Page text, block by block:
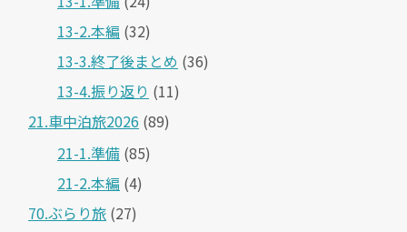
13-2.本編 (32)
13-3.終了後まとめ (36)
13-4.振り返り (11)
21.車中泊旅2026 (89)
21-1.準備 (85)
21-2.本編 (4)
70.ぶらり旅 (27)